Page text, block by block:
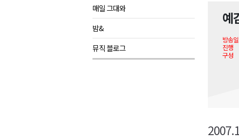
도-시군 첫 간담회..우상호 "하나된 공
이 대통령, 사북·납북귀환어부 국가폭
여름축제 더위와 전쟁..물놀이 접목
강원도, 최휘영 문체부장관과 정책간담회
삼척 공공산후조리원 이전 시급
매일 그대와
밤&
뮤직 블로그
예
방송
진행
구성